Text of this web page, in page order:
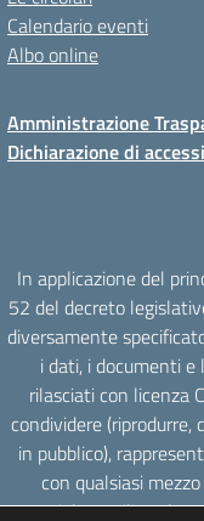
Calendario eventi
Albo online
Amministrazione
Dichiarazione di
In applicazione del
52 del decreto
diversamente
i dati, i documenti
rilasciati con licenza
condividere (riprodurre,
in pubblico),
con qualsiasi
materiale e utilizzarlo